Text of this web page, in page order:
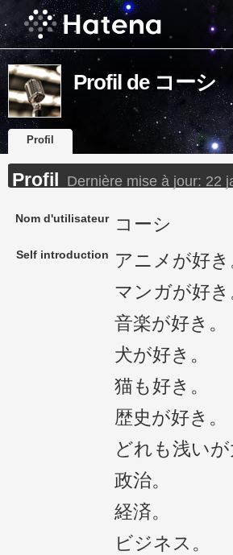
Profil de コーシ
Profil
Profil Dernière mise à jour: 22
Nom d'utilisateur コーシ
Self introduction
アニメが好き
マンガが好き
音楽が好き。
犬が好き。
猫も好き。
歴史が好き。
どれも浅い
政治。
経済。
ビジネス。